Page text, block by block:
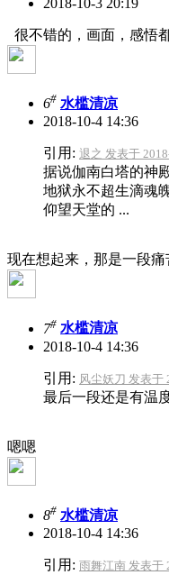
2018-10-3 20:19
很不错的，画面，感悟
6# 水槛清凉
2018-10-4 14:36
引用: 退之 发表于
据说伽南白塔的神
地狱永不超生滴魂
仰望天堂的 ...
现在想起来，那是一段
7# 水槛清凉
2018-10-4 14:36
引用: 风尘妖刀 发表于
最后一段还是有温
嗯嗯
8# 水槛清凉
2018-10-4 14:36
引用: 雨舞江南 发表于